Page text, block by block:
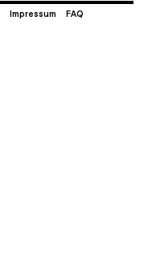
Impressum
FAQ